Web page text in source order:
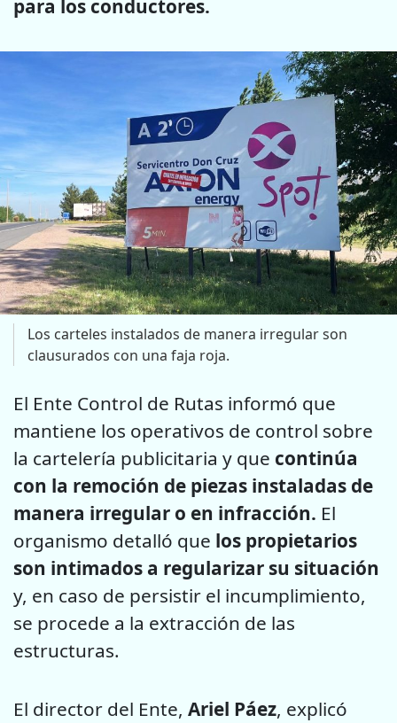
para los conductores.
Los carteles instalados de manera irregular son
clausurados con una faja roja.
El Ente Control de Rutas informó que
mantiene los operativos de control sobre
la cartelería publicitaria y que continúa
con la remoción de piezas instaladas de
manera irregular o en infracción. El
organismo detalló que los propietarios
son intimados a regularizar su situación
y, en caso de persistir el incumplimiento,
se procede a la extracción de las
estructuras.
El director del Ente, Ariel Páez, explicó